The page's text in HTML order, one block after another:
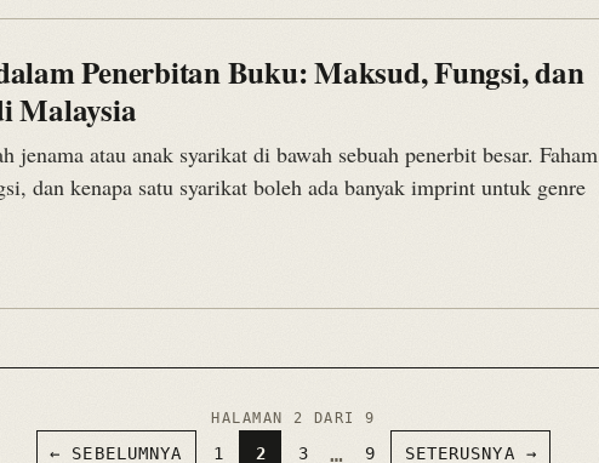
Penerbitan Buku: Maksud, Fungsi, dan
Malaysia
jenama atau anak syarikat di bawah sebuah penerbit besar. Faham
dan kenapa satu syarikat boleh ada banyak imprint untuk genre
HALAMAN 2 DARI 9
← SEBELUMNYA 1 2 3 … 9 SETERUSNYA →